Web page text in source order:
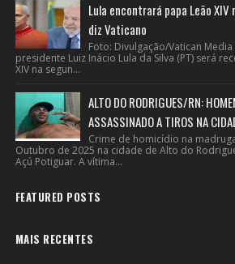
Lula encontrará papa Leão
diz Vaticano
Foto: Divulgação/Vatican Media
presidente Luiz Inácio Lula da Silva (PT) será
XIV na segun...
ALTO DO RODRIGUES/RN:
ASSASSINADO A TIROS NA
Crime de homicídio na
Outubro de 2025 na cidade de Alto do
Açú Potiguar. A vítima...
FEATURED POSTS
MAIS RECENTES